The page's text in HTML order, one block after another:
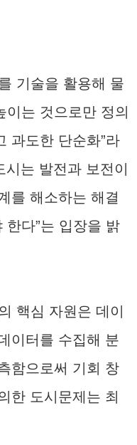
기술을 활용해 물
이는 것으로만 정의
과도한 단순화”라
는 발전과 보전이
를 해소하는 해결
한다”는 입장을 밝
핵심 자원은 데이
이터를 수집해 분
함으로써 기회 창
한 도시문제는 최